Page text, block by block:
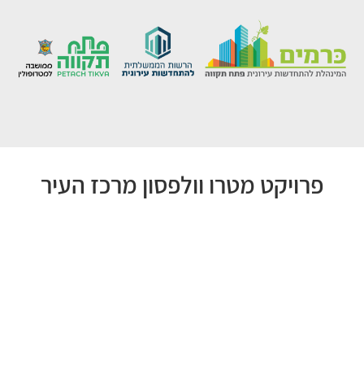
פרויקט מטרו וולפסון מרכז העיר